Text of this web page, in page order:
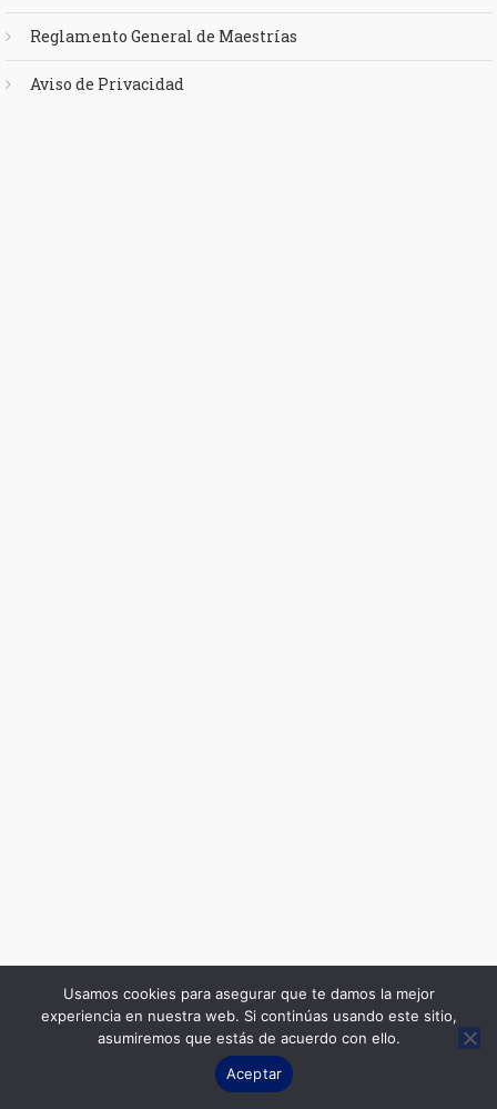
Reglamento General de Maestrías
Aviso de Privacidad
Usamos cookies para asegurar que te damos la mejor
experiencia en nuestra web. Si continúas usando este sitio,
asumiremos que estás de acuerdo con ello.
Aceptar
Contact us